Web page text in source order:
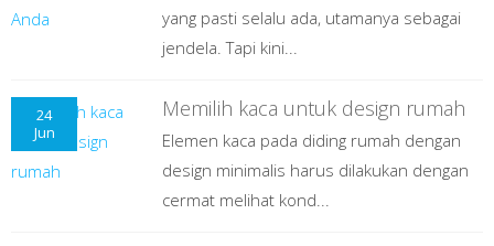
yang pasti selalu ada, utamanya sebagai
jendela. Tapi kini...
24
Jun
Memilih kaca untuk design rumah
Elemen kaca pada diding rumah dengan
design minimalis harus dilakukan dengan
cermat melihat kond...